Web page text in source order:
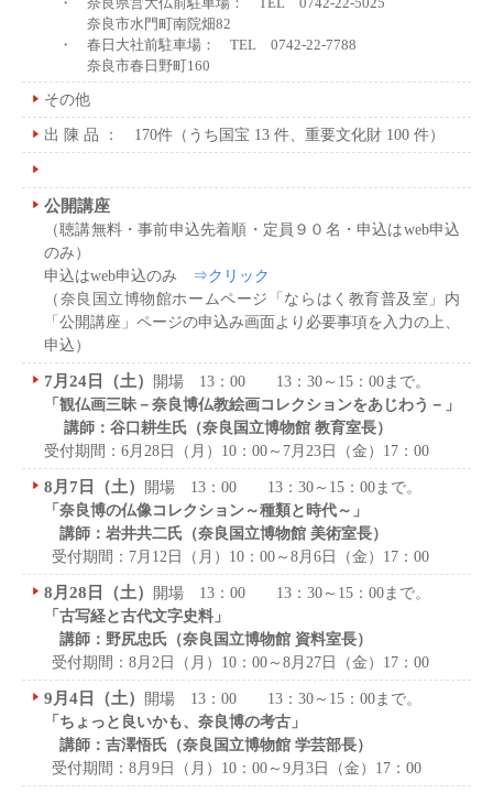
奈良市水門町南院畑82
・ 春日大社前駐車場： TEL 0742-22-7788
奈良市春日野町160
その他
出 陳 品 ： 170件（うち国宝 13 件、重要文化財 100 件）
公開講座
（聴講無料・事前申込先着順・定員９０名・申込はweb申込
のみ）
申込はweb申込のみ
⇒クリック
（奈良国立博物館ホームページ「ならはく教育普及室」内
「公開講座」ページの申込み画面より必要事項を入力の上、
申込）
7月24日（土）
開場 13：00 13：30～15：00まで。
「観仏画三昧－奈良博仏教絵画コレクションをあじわう－」
講師：谷口耕生氏（奈良国立博物館 教育室長）
受付期間：6月28日（月）10：00～7月23日（金）17：00
8月7日（土）
開場 13：00 13：30～15：00まで。
「奈良博の仏像コレクション～種類と時代～」
講師：岩井共二氏（奈良国立博物館 美術室長）
受付期間：7月12日（月）10：00～8月6日（金）17：00
8月28日（土）
開場 13：00 13：30～15：00まで。
「古写経と古代文字史料」
講師：野尻忠氏（奈良国立博物館 資料室長）
受付期間：8月2日（月）10：00～8月27日（金）17：00
9月4日（土）
開場 13：00 13：30～15：00まで。
「ちょっと良いかも、奈良博の考古」
講師：吉澤悟氏（奈良国立博物館 学芸部長）
受付期間：8月9日（月）10：00～9月3日（金）17：00